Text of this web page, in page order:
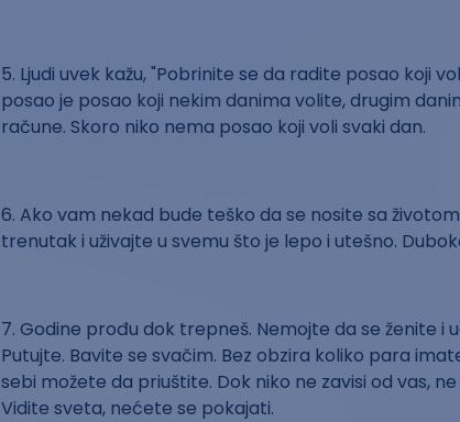
5. Ljudi uvek kažu, "Pobrinite se da radite posao koji
posao je posao koji nekim danima volite, drugim
račune. Skoro niko nema posao koji voli svaki dan.
6. Ako vam nekad bude teško da se nosite sa
trenutak i uživajte u svemu što je lepo i utešno.
7. Godine prođu dok trepneš. Nemojte da se ženite i
Putujte. Bavite se svačim. Bez obzira koliko para
sebi možete da priuštite. Dok niko ne zavisi od vas,
Vidite sveta, nećete se pokajati.